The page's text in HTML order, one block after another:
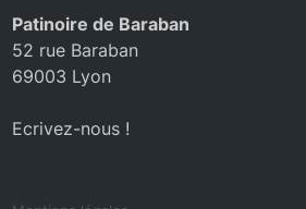
Patinoire de Baraban
52 rue Baraban
69003 Lyon
Ecrivez-nous !